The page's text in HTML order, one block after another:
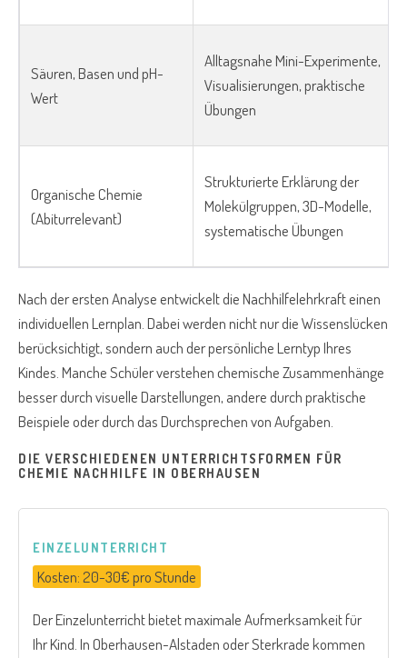
Säuren, Basen und pH-
Wert
Alltagsnahe Mini-Experimente,
Visualisierungen, praktische
Übungen
Organische Chemie
(Abiturrelevant)
Strukturierte Erklärung der
Molekülgruppen, 3D-Modelle,
systematische Übungen
Nach der ersten Analyse entwickelt die Nachhilfelehrkraft einen
individuellen Lernplan. Dabei werden nicht nur die Wissenslücken
berücksichtigt, sondern auch der persönliche Lerntyp Ihres
Kindes. Manche Schüler verstehen chemische Zusammenhänge
besser durch visuelle Darstellungen, andere durch praktische
Beispiele oder durch das Durchsprechen von Aufgaben.
DIE VERSCHIEDENEN UNTERRICHTSFORMEN FÜR
CHEMIE NACHHILFE IN OBERHAUSEN
EINZELUNTERRICHT
Kosten: 20-30€ pro Stunde
Der Einzelunterricht bietet maximale Aufmerksamkeit für
Ihr Kind. In Oberhausen-Alstaden oder Sterkrade kommen